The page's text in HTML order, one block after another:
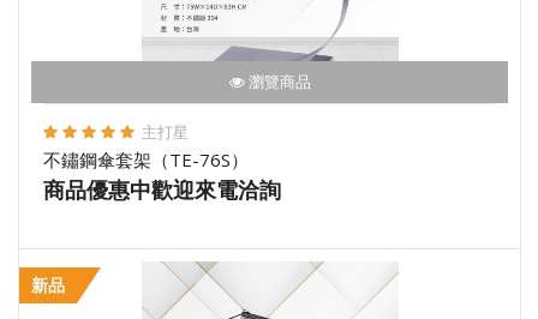
瀏覽商品
主打星
不鏽鋼傘套架（TE-76S）
商品優惠中歡迎來電洽詢
新品